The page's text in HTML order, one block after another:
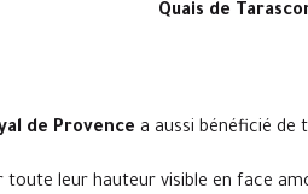
Quais de
de Provence a aussi bénéficié de
leur hauteur visible en face